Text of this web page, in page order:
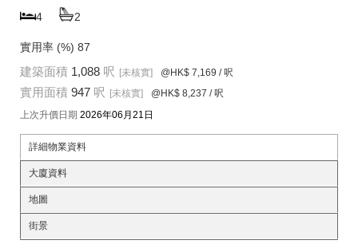
4 2
實用率 (%) 87
建築面積 1,088 呎 [未核實] @HK$ 7,169 / 呎
實用面積 947 呎 [未核實] @HK$ 8,237 / 呎
上次升價日期 2026年06月21日
詳細物業資料
大廈資料
地圖
街景